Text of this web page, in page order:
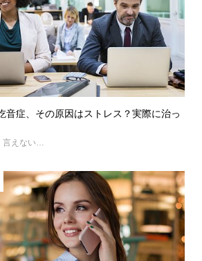
音症、その原因はストレス？実際に治っ
言えない…